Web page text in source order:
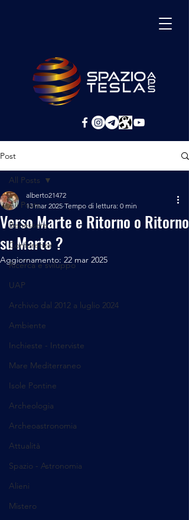
Post
All Posts
Benessere
Conferenze
Ricerca e sviluppo
UAP
Archivio dal 2012 a luglio 2024
Ambiente
Inchieste - Interviste
Mare Mediterraneo
Isole Pontine
Archeologia
Archeoastronomia
Attualità
Spazio - Astronomia
Alieni
Mistero
All Posts
Verso Marte e Ritorno o Ritorno
su Marte ?
alberto21472
13 mar 2025 Tempo di lettura: 0 min
Aggiornamento: 22 mar 2025